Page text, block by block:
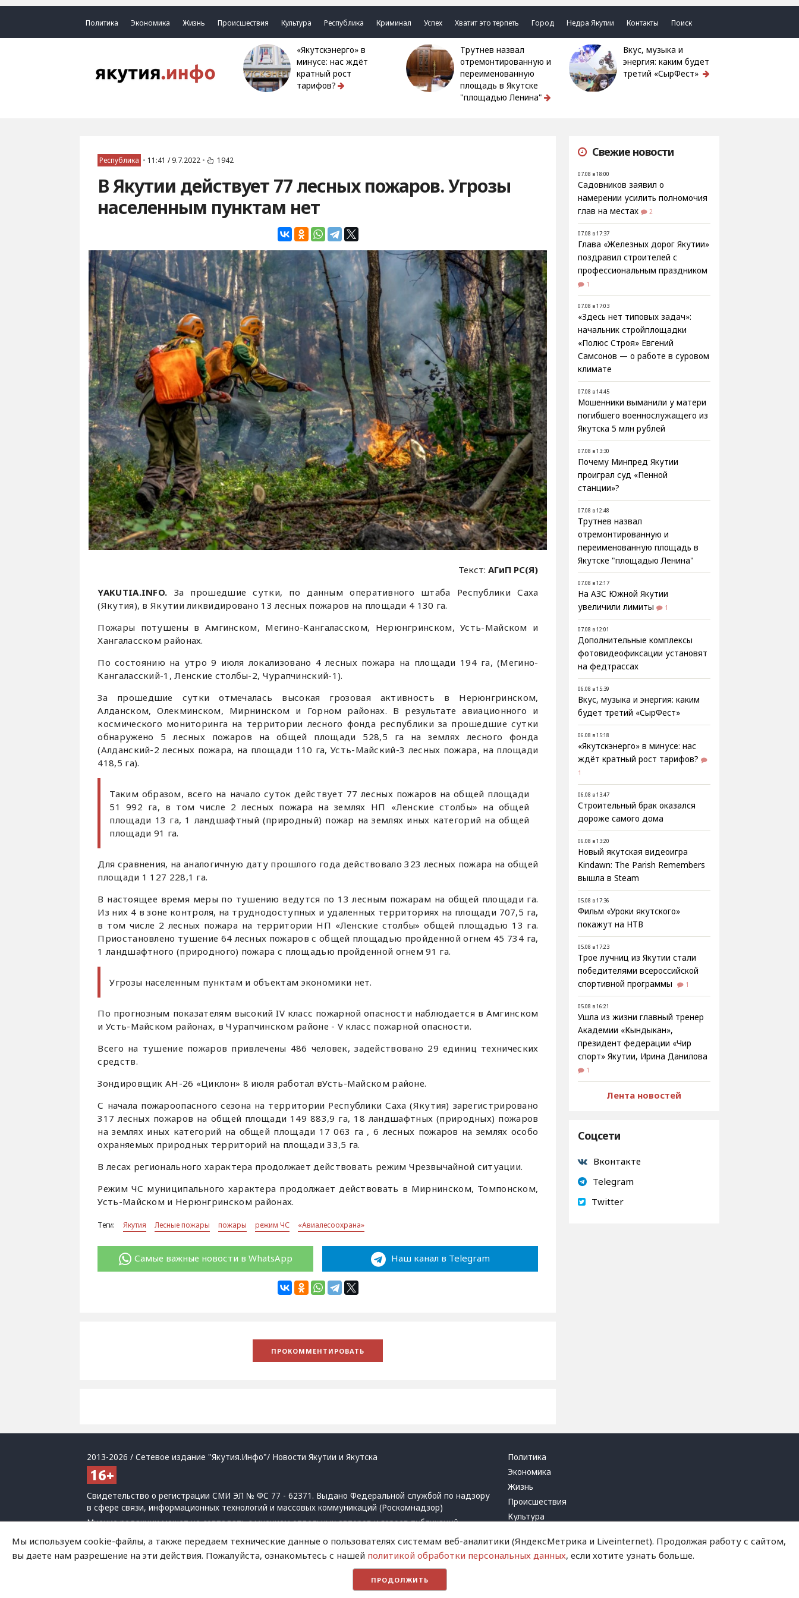
Политика Экономика Жизнь Происшествия Культура Республика Криминал Успех Хватит это терпеть Город Недра Якутии Контакты Поиск
«Якутскэнерго» в
минусе: нас ждёт
кратный рост
тарифов?
Трутнев назвал
отремонтированную и
переименованную
площадь в Якутске
"площадью Ленина"
Вкус, музыка и
энергия: каким будет
третий «СырФест»
Республика • 11:41 / 9.7.2022 • 1942
В Якутии действует 77 лесных пожаров. Угрозы
населенным пунктам нет
Текст:АГиП РС(Я)
YAKUTIA.INFO. За прошедшие сутки, по данным оперативного штаба Республики Саха
(Якутия), в Якутии ликвидировано 13 лесных пожаров на площади 4 130 га.
Пожары потушены в Амгинском, Мегино-Кангаласском, Нерюнгринском, Усть-Майском и
Хангаласском районах.
По состоянию на утро 9 июля локализовано 4 лесных пожара на площади 194 га, (Мегино-
Кангаласский-1, Ленские столбы-2, Чурапчинский-1).
За прошедшие сутки отмечалась высокая грозовая активность в Нерюнгринском,
Алданском, Олекминском, Мирнинском и Горном районах. В результате авиационного и
космического мониторинга на территории лесного фонда республики за прошедшие сутки
обнаружено 5 лесных пожаров на общей площади 528,5 га на землях лесного фонда
(Алданский-2 лесных пожара, на площади 110 га, Усть-Майский-3 лесных пожара, на площади
418,5 га).
Таким образом, всего на начало суток действует 77 лесных пожаров на общей площади
51 992 га, в том числе 2 лесных пожара на землях НП «Ленские столбы» на общей
площади 13 га, 1 ландшафтный (природный) пожар на землях иных категорий на общей
площади 91 га.
Для сравнения, на аналогичную дату прошлого года действовало 323 лесных пожара на общей
площади 1 127 228,1 га.
В настоящее время меры по тушению ведутся по 13 лесным пожарам на общей площади га.
Из них 4 в зоне контроля, на труднодоступных и удаленных территориях на площади 707,5 га,
в том числе 2 лесных пожара на территории НП «Ленские столбы» общей площадью 13 га.
Приостановлено тушение 64 лесных пожаров с общей площадью пройденной огнем 45 734 га,
1 ландшафтного (природного) пожара с площадью пройденной огнем 91 га.
Угрозы населенным пунктам и объектам экономики нет.
По прогнозным показателям высокий IV класс пожарной опасности наблюдается в Амгинском
и Усть-Майском районах, в Чурапчинском районе - V класс пожарной опасности.
Всего на тушение пожаров привлечены 486 человек, задействовано 29 единиц технических
средств.
Зондировщик АН-26 «Циклон» 8 июля работал вУсть-Майском районе.
С начала пожароопасного сезона на территории Республики Саха (Якутия) зарегистрировано
317 лесных пожаров на общей площади 149 883,9 га, 18 ландшафтных (природных) пожаров
на землях иных категорий на общей площади 17 063 га , 6 лесных пожаров на землях особо
охраняемых природных территорий на площади 33,5 га.
В лесах регионального характера продолжает действовать режим Чрезвычайной ситуации.
Режим ЧС муниципального характера продолжает действовать в Мирнинском, Томпонском,
Усть-Майском и Нерюнгринском районах.
Теги: Якутия Лесные пожары пожары режим ЧС «Авиалесоохрана»
Самые важные новости в WhatsApp Наш канал в Telegram
Свежие новости
07.08 в 18:00
Садовников заявил о
намерении усилить полномочия
глав на местах
2
07.08 в 17:37
Глава «Железных дорог Якутии»
поздравил строителей с
профессиональным праздником
1
07.08 в 17:03
«Здесь нет типовых задач»:
начальник стройплощадки
«Полюс Строя» Евгений
Самсонов — о работе в суровом
климате
07.08 в 14:45
Мошенники выманили у матери
погибшего военнослужащего из
Якутска 5 млн рублей
07.08 в 13:30
Почему Минпред Якутии
проиграл суд «Пенной
станции»?
07.08 в 12:48
Трутнев назвал
отремонтированную и
переименованную площадь в
Якутске "площадью Ленина"
07.08 в 12:17
На АЗС Южной Якутии
увеличили лимиты
1
07.08 в 12:01
Дополнительные комплексы
фотовидеофиксации установят
на федтрассах
06.08 в 15:39
Вкус, музыка и энергия: каким
будет третий «СырФест»
06.08 в 15:18
«Якутскэнерго» в минусе: нас
ждёт кратный рост тарифов?
1
06.08 в 13:47
Строительный брак оказался
дороже самого дома
06.08 в 13:20
Новый якутская видеоигра
Kindawn: The Parish Remembers
вышла в Steam
05.08 в 17:36
Фильм «Уроки якутского»
покажут на НТВ
05.08 в 17:23
Трое лучниц из Якутии стали
победителями всероссийской
спортивной программы
1
05.08 в 16:21
Ушла из жизни главный тренер
Академии «Кындыкан»,
президент федерации «Чир
спорт» Якутии, Ирина Данилова
1
Лента новостей
Соцсети
Вконтакте
Telegram
Twitter
2013-2026 / Сетевое издание "Якутия.Инфо"/ Новости Якутии и Якутска
Свидетельство о регистрации СМИ ЭЛ № ФС 77 - 62371. Выдано Федеральной службой по надзору
в сфере связи, информационных технологий и массовых коммуникаций (Роскомнадзор)
Мнение редакции может не совпадать с мнением отдельных авторов и героев публикаций.
При использовании материалов обязательна активная ссылка на сайт.
Политика обработки персональных данных
запрещенных организаций
Политика
Экономика
Жизнь
Происшествия
Культура
Криминал
Успех
Мы используем cookie-файлы, а также передаем технические данные о пользователях системам веб-аналитики (ЯндексМетрика и Liveinternet). Продолжая работу с сайтом,
вы даете нам разрешение на эти действия. Пожалуйста, ознакомьтесь с нашей политикой обработки персональных данных, если хотите узнать больше.
ПРОДОЛЖИТЬ